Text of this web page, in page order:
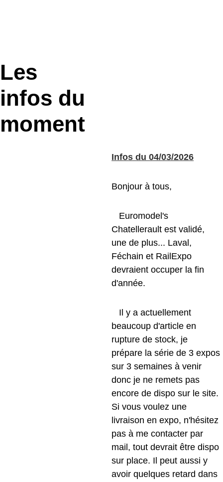
Les
infos du
moment
Infos du 04/03/2026
Bonjour à tous,
Chatellerault est validé,
une de plus... Laval,
Féchain et RailExpo
devraient occuper la fin
d'année.
beaucoup d'article en
rupture de stock, je
prépare la série de 3 expos
sur 3 semaines à venir
donc je ne remets pas
encore de dispo sur le site.
Si vous voulez une
livraison en expo, n'hésitez
pas à me contacter par
mail, tout devrait être dispo
sur place. Il peut aussi y
avoir quelques retard dans